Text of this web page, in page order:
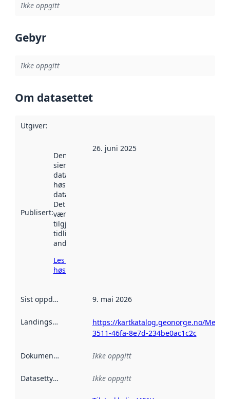
Ikke oppgitt
Gebyr
Ikke oppgitt
Om datasettet
Utgiver:
Publisert:
Denne datoen
sier når
datasettet ble
høstet av
data.norge.no.
Det kan ha
vært
tilgjengelig
tidligere
andre steder.
Les mer om
høsting her
26. juni 2025
Sist oppdatert 9. mai 2026
Landingsside
https://kartkatalog.geonorge.no/
3511-46fa-8e7d-234be0ac1c2c
Dokumentasjon Ikke oppgitt
Datasettype Ikke oppgitt